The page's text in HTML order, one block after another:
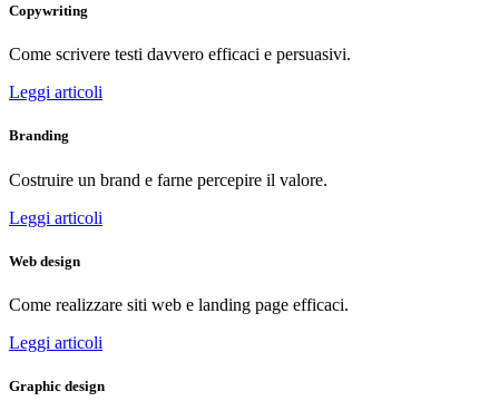
Copywriting
Come scrivere testi davvero efficaci e persuasivi.
Leggi articoli
Branding
Costruire un brand e farne percepire il valore.
Leggi articoli
Web design
Come realizzare siti web e landing page efficaci.
Leggi articoli
Graphic design